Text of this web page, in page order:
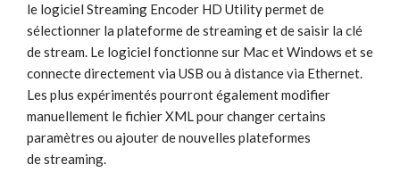
le logiciel Streaming Encoder HD Utility permet de
sélectionner la plateforme de streaming et de saisir la clé
de stream. Le logiciel fonctionne sur Mac et Windows et se
connecte directement via USB ou à distance via Ethernet.
Les plus expérimentés pourront également modifier
manuellement le fichier XML pour changer certains
paramètres ou ajouter de nouvelles plateformes
de streaming.